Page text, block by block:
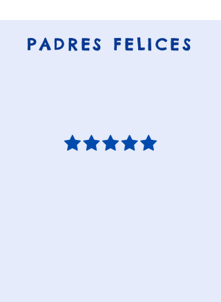
PADRES FELICES